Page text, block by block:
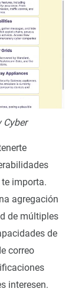
importa.
agregación
de múltiples
de
correo
interesen.